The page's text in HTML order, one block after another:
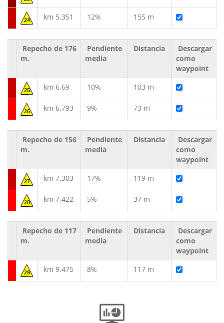
24 km 5.351 12% 155 m
Repecho de 176
m.
Pendiente
media
Distancia
Descargar
como
waypoint
25 km 6.69 10% 103 m
26 km 6.793 9% 73 m
Repecho de 156
m.
Pendiente
media
Distancia
Descargar
como
waypoint
27 km 7.303 17% 119 m
28 km 7.422 5% 37 m
Repecho de 117
m.
Pendiente
media
Distancia
Descargar
como
waypoint
29 km 9.475 8% 117 m